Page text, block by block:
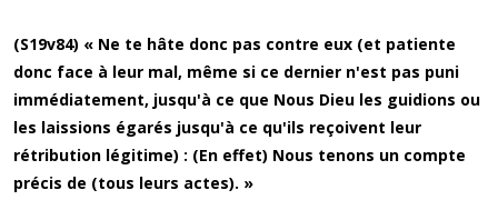
(S19v84) « Ne te hâte donc pas contre eux (et patiente
donc face à leur mal, même si ce dernier n'est pas puni
immédiatement, jusqu'à ce que Nous Dieu les guidions ou
les laissions égarés jusqu'à ce qu'ils reçoivent leur
rétribution légitime) : (En effet) Nous tenons un compte
précis de (tous leurs actes). »